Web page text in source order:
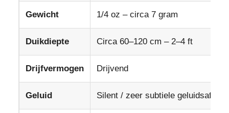
Gewicht 1/4 oz – circa 7 gram
Duikdiepte Circa 60–120 cm – 2–4 ft
Drijfvermogen Drijvend
Geluid Silent / zeer subtiele geluidsafgifte